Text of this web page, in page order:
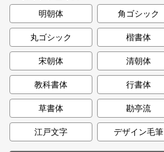
カート 0
マイページ
お気に入り
ご利用ガイド
明朝体
角ゴシック
丸ゴシック 楷書体
宋朝体 清朝体
教科書体 行書体
草書体 勘亭流
江戸文字 デザイン毛筆